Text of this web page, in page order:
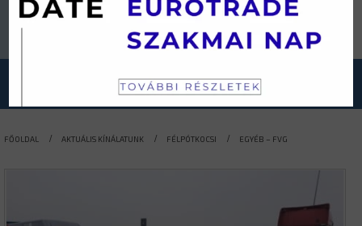
Keresés
JÁRMŰKATEGÓRIÁINK
FŐOLDAL AKTUÁLIS KÍNÁLATUNK FÉLPÓTKOCSI EGYÉB – FVG